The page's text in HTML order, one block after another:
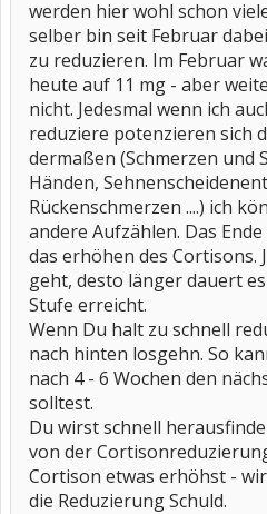
werden hier wohl schon
selber bin seit Februar
zu reduzieren. Im Februar
heute auf 11 mg - aber
nicht. Jedesmal wenn ich
reduziere potenzieren sich
dermaßen (Schmerzen und
Händen,
Rückenschmerzen ....) ich
andere Aufzählen. Das
das erhöhen des Cortisons.
geht, desto länger dauert
Stufe erreicht.
Wenn Du halt zu schnell
nach hinten losgehn. So
nach 4 - 6 Wochen den
solltest.
Du wirst schnell
von der
Cortison etwas erhöhst -
die Reduzierung Schuld.